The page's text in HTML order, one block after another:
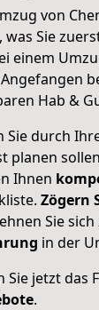
von
was Sie
einem
Angefangen
Hab &
Sie durch
planen
Ihnen
Zögern
Sie
in der
Sie jetzt das
.